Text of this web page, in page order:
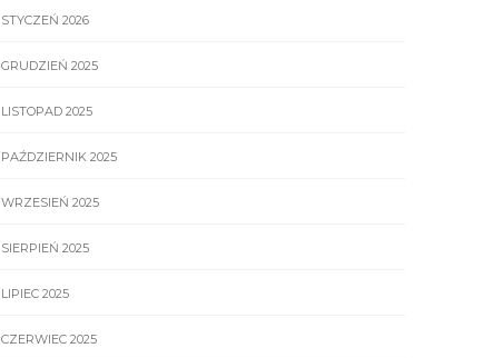
STYCZEŃ 2026
GRUDZIEŃ 2025
LISTOPAD 2025
PAŹDZIERNIK 2025
WRZESIEŃ 2025
SIERPIEŃ 2025
LIPIEC 2025
CZERWIEC 2025